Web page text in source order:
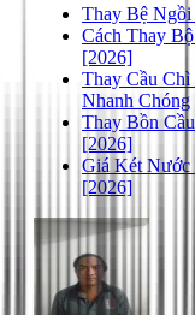
Thay Bệ
Cách Thay
[2026]
Thay Cầu
Nhanh Chóng
Thay Bồn
[2026]
Giá Két
[2026]